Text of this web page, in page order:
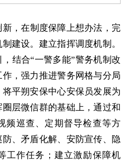
，在制度保障上想办法，完
建设。建立指挥调度机制。
结合“一警多能”警务机制改
，强力推进警务网格与分局
平朔安保中心安保员发展为
层微信群的基础上，通过和
频巡查、定期督导检查等方
、矛盾化解、安防宣传、隐
工作任务；建立激励保障机